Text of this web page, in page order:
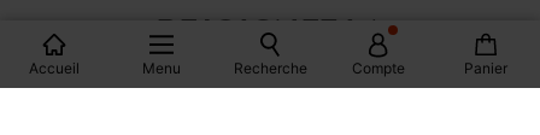
Accueil Menu Recherche Compte Panier
REJOIGNEZ LA
COMMUNAUTÉ